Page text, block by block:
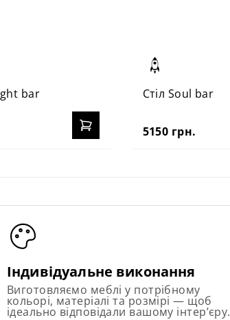
bar Стіл Soul bar
5150 грн.
Індивідуальне виконання
Виготовляємо меблі у потрібному
кольорі, матеріалі та розмірі — щоб
ідеально відповідали вашому інтер’єру.